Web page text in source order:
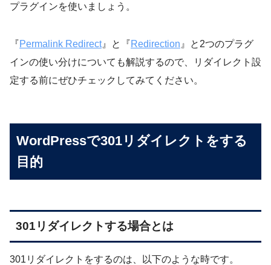
プラグインを使いましょう。
『Permalink Redirect』と『Redirection 』と2つのプラグ
インの使い分けについても解説するので、リダイレクト設
定する前にぜひチェックしてみてください。
WordPressで301リダイレクトをする
目的
301リダイレクトする場合とは
301リダイレクトをするのは、以下のような時です。